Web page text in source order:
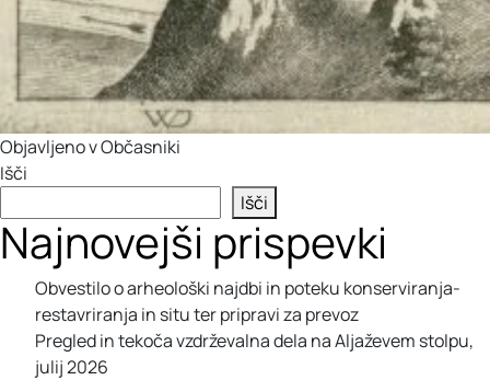
Objavljeno vObčasniki
Išči
Išči
Najnovejši prispevki
Obvestilo o arheološki najdbi in poteku konserviranja-
restavriranja in situ ter pripravi za prevoz
Pregled in tekoča vzdrževalna dela na Aljaževem stolpu,
julij 2026